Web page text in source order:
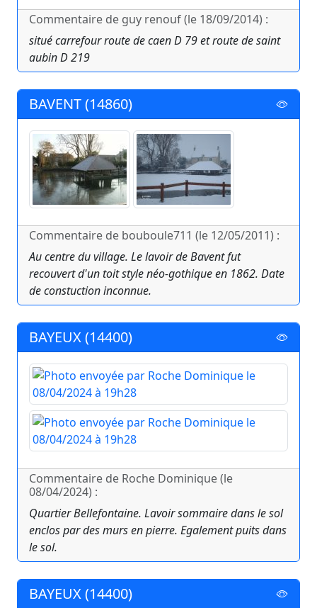
Commentaire de guy renouf (le 18/09/2014) :
situé carrefour route de caen D 79 et route de saint
aubin D 219
BAVENT (14860)
Commentaire de bouboule711 (le 12/05/2011) :
Au centre du village. Le lavoir de Bavent fut
recouvert d'un toit style néo-gothique en 1862. Date
de constuction inconnue.
BAYEUX (14400)
Commentaire de Roche Dominique (le
08/04/2024) :
Quartier Bellefontaine. Lavoir sommaire dans le sol
enclos par des murs en pierre. Egalement puits dans
le sol.
BAYEUX (14400)